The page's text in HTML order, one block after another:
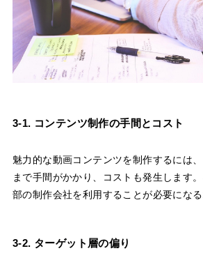
3-1. コンテンツ制作の手間とコスト
魅力的な動画コンテンツを制作するには
まで手間がかかり、コストも発生します
部の制作会社を利用することが必要になる
3-2. ターゲット層の偏り